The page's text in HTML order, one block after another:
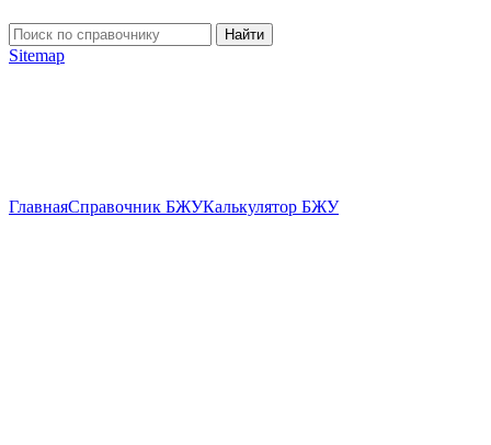
Найти
Sitemap
ГлавнаяСправочник БЖУКалькулятор БЖУ